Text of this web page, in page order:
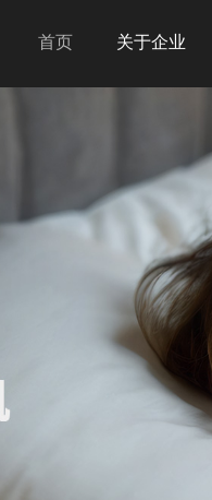
首页 关于企业